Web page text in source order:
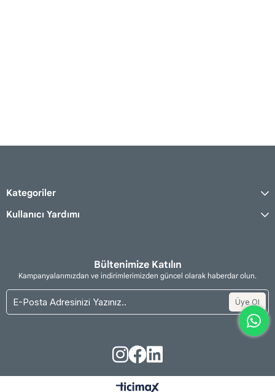
Kategoriler
Kullanıcı Yardımı
Bültenimize Katılın
Kampanyalarımızdan ve indirimlerimizden güncel olarak haberdar olun.
Üye Ol